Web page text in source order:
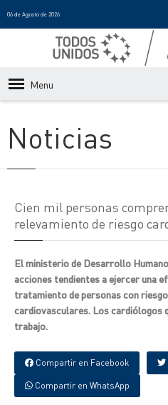
06 de Agosto de 2026
Menu
Noticias
Cien mil personas
relevamiento de riesgo
El ministerio de Desarrollo
acciones tendientes a ejercer una
tratamiento de personas con
cardiovasculares. Los cardiólogos
trabajo.
Compartir en Facebook
Compartir en WhatsApp